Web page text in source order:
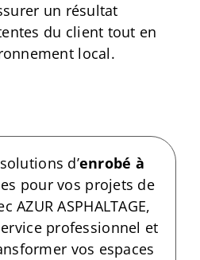
un résultat
du client tout en
local.
d’enrobé à
pour vos projets de
AZUR ASPHALTAGE,
professionnel et
vos espaces